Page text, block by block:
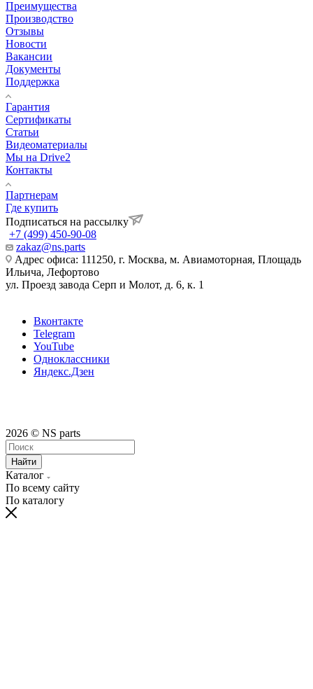
Преимущества
Производство
Отзывы
Новости
Вакансии
Документы
Поддержка
Гарантия
Сертификаты
Статьи
Видеоматериалы
Мы на Drive2
Контакты
Партнерам
Где купить
Подписаться на рассылку
+7 (499) 450-90-08
zakaz@ns.parts
Адрес офиса: 111250, г. Москва, м. Авиамоторная, Площадь
Ильича, Лефортово
ул. Проезд завода Серп и Молот, д. 6, к. 1
Вконтакте
Telegram
YouTube
Одноклассники
Яндекс.Дзен
2026 © NS parts
Найти
Каталог
По всему сайту
По каталогу